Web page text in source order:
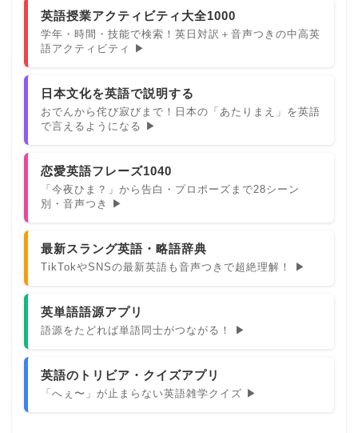
英語授業アクティビティ大全1000
学年・時間・技能で検索！英日対訳＋音声つきの中高英
語アクティビティ ▶
日本文化を英語で説明する
おでんから侘び寂びまで！日本の「あたりまえ」を英語
で言えるようになる ▶
恋愛英語フレーズ1040
「今夜ひま？」から告白・プロポーズまで28シーン
別・音声つき ▶
最新スラング英語・略語辞典
TikTokやSNSの最新英語も音声つきで超絶理解！ ▶
英単語語源アプリ
語源をたどれば単語同士がつながる！ ▶
英語のトリビア・クイズアプリ
「へぇ〜」が止まらない英語雑学クイズ ▶